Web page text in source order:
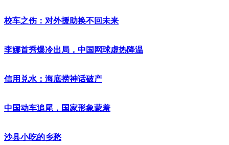
校车之伤：对外援助换不回未来
李娜首秀爆冷出局，中国网球虚热降温
信用兑水：海底捞神话破产
中国动车追尾，国家形象蒙羞
沙县小吃的乡愁